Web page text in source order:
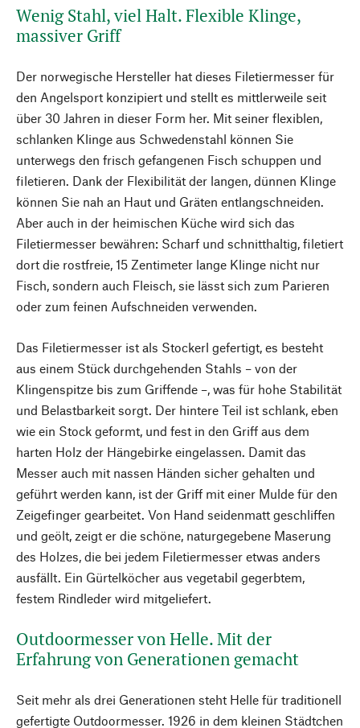
Wenig Stahl, viel Halt. Flexible Klinge,
massiver Griff
Der norwegische Hersteller hat dieses Filetiermesser für
den Angelsport konzipiert und stellt es mittlerweile seit
über 30 Jahren in dieser Form her. Mit seiner flexiblen,
schlanken Klinge aus Schwedenstahl können Sie
unterwegs den frisch gefangenen Fisch schuppen und
filetieren. Dank der Flexibilität der langen, dünnen Klinge
können Sie nah an Haut und Gräten entlangschneiden.
Aber auch in der heimischen Küche wird sich das
Filetiermesser bewähren: Scharf und schnitthaltig, filetiert
dort die rostfreie, 15 Zentimeter lange Klinge nicht nur
Fisch, sondern auch Fleisch, sie lässt sich zum Parieren
oder zum feinen Aufschneiden verwenden.
Das Filetiermesser ist als Stockerl gefertigt, es besteht
aus einem Stück durchgehenden Stahls – von der
Klingenspitze bis zum Griffende –, was für hohe Stabilität
und Belastbarkeit sorgt. Der hintere Teil ist schlank, eben
wie ein Stock geformt, und fest in den Griff aus dem
harten Holz der Hängebirke eingelassen. Damit das
Messer auch mit nassen Händen sicher gehalten und
geführt werden kann, ist der Griff mit einer Mulde für den
Zeigefinger gearbeitet. Von Hand seidenmatt geschliffen
und geölt, zeigt er die schöne, naturgegebene Maserung
des Holzes, die bei jedem Filetiermesser etwas anders
ausfällt. Ein Gürtelköcher aus vegetabil gegerbtem,
festem Rindleder wird mitgeliefert.
Outdoormesser von Helle. Mit der
Erfahrung von Generationen gemacht
Seit mehr als drei Generationen steht Helle für traditionell
gefertigte Outdoormesser. 1926 in dem kleinen Städtchen